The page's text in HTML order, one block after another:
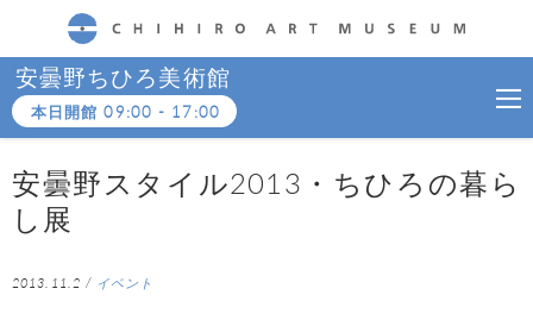
CHIHIRO ART MUSEUM
安曇野ちひろ美術館
本日開館09:00 - 17:00
安曇野スタイル2013・ちひろの暮ら
し展
2013.11.2 / イベント